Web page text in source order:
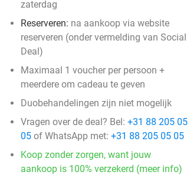
zaterdag
Reserveren: na aankoop via website
reserveren (onder vermelding van Social
Deal)
Maximaal 1 voucher per persoon +
meerdere om cadeau te geven
Duobehandelingen zijn niet mogelijk
Vragen over de deal? Bel: +31 88 205 05
05 of WhatsApp met: +31 88 205 05 05
Koop zonder zorgen, want jouw
aankoop is 100% verzekerd (meer info)